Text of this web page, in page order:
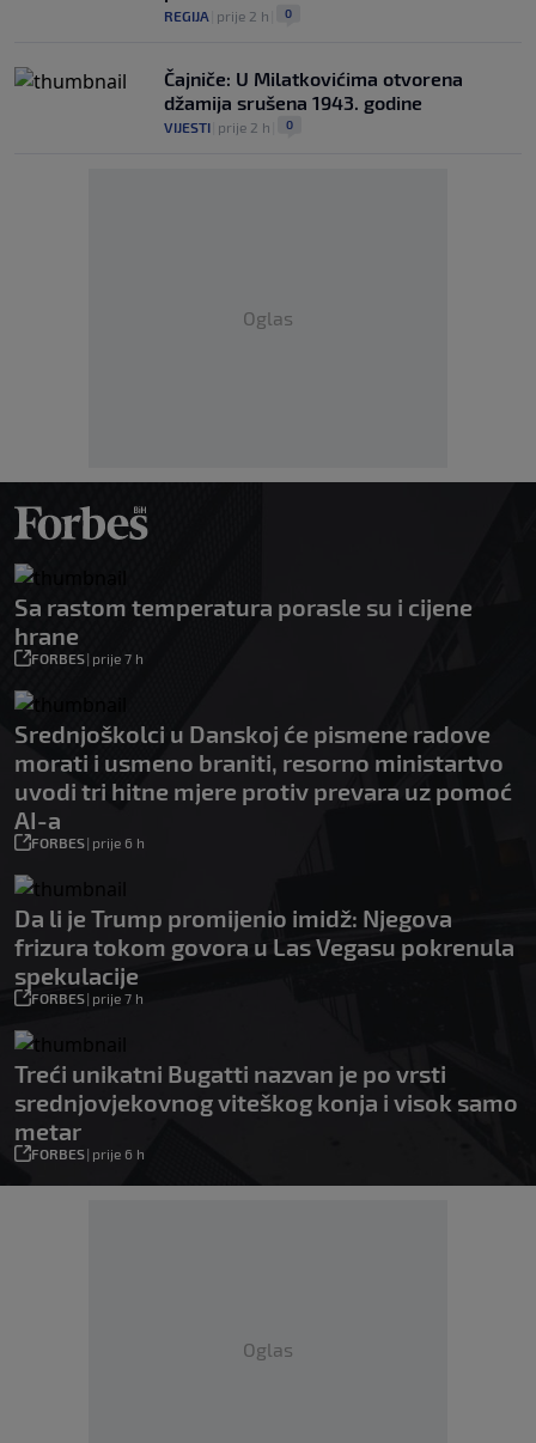
REGIJA prije 2 h 0
Čajniče: U Milatkovićima otvorena
džamija srušena 1943. godine
VIJESTI prije 2 h 0
Oglas
Sa rastom temperatura porasle su i cijene
hrane
FORBES| prije 7 h
Srednjoškolci u Danskoj će pismene radove
morati i usmeno braniti, resorno ministartvo
uvodi tri hitne mjere protiv prevara uz pomoć
AI-a
FORBES| prije 6 h
Da li je Trump promijenio imidž: Njegova
frizura tokom govora u Las Vegasu pokrenula
spekulacije
FORBES| prije 7 h
Treći unikatni Bugatti nazvan je po vrsti
srednjovjekovnog viteškog konja i visok samo
metar
FORBES| prije 6 h
Oglas